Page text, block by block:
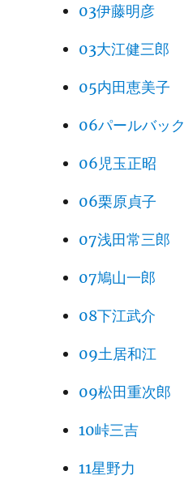
03伊藤明彦
03大江健三郎
05内田恵美子
06パールバック
06児玉正昭
06栗原貞子
07浅田常三郎
07鳩山一郎
08下江武介
09土居和江
09松田重次郎
10峠三吉
11星野力